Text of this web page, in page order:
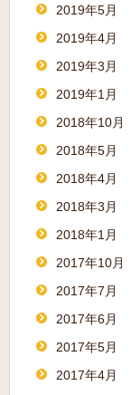
2019年5月
2019年4月
2019年3月
2019年1月
2018年10月
2018年5月
2018年4月
2018年3月
2018年1月
2017年10月
2017年7月
2017年6月
2017年5月
2017年4月